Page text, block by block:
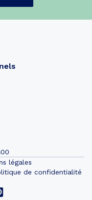
légales
de confidentialité